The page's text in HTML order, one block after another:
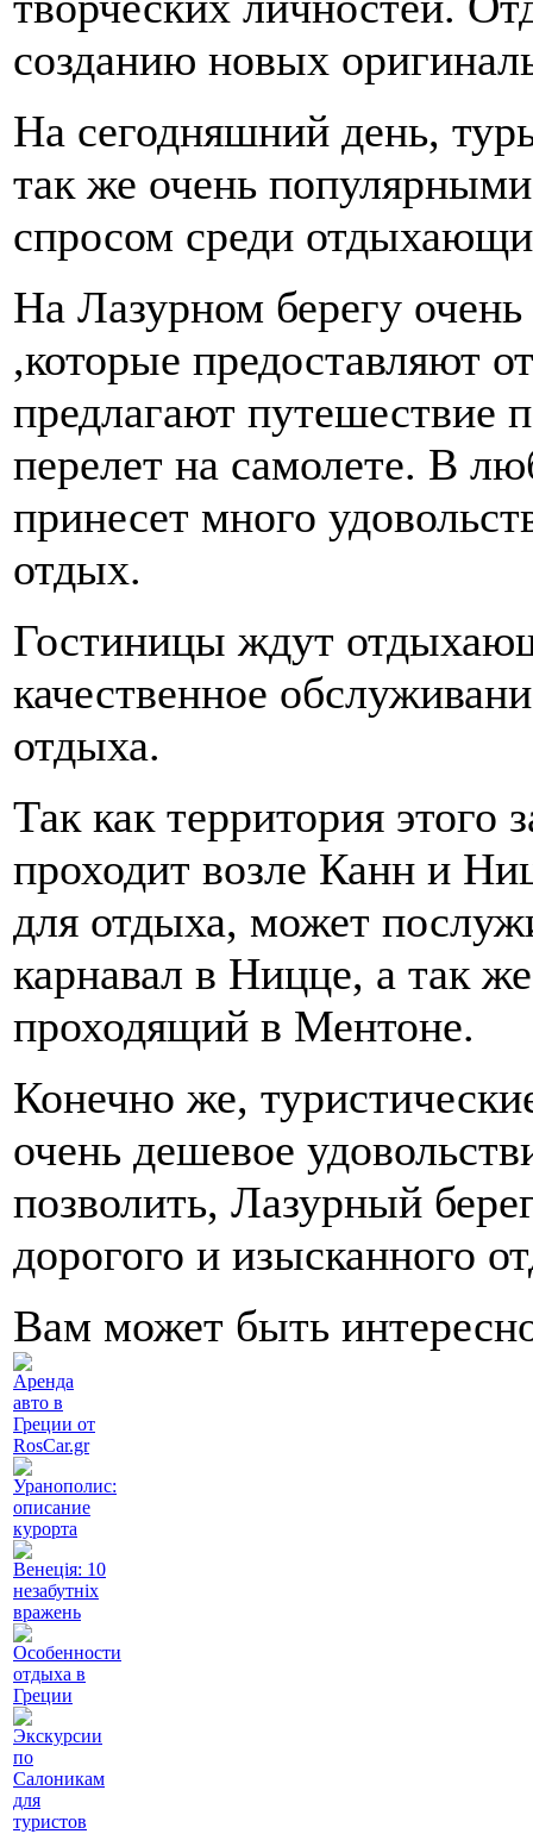
созданию новых
На сегодняшний день,
так же очень
спросом среди
На Лазурном берегу
,которые предоставляют
предлагают путешествие
перелет на самолете. В
принесет много
отдых.
Гостиницы ждут
качественное
отдыха.
Так как территория этого
проходит возле Канн и
для отдыха, может
карнавал в Ницце, а так
проходящий в Ментоне.
Конечно же,
очень дешевое
позволить, Лазурный
дорогого и изысканного
Вам может быть
Аренда
авто в
Греции от
RosCar.gr
Уранополис:
описание
курорта
Венеція: 10
незабутніх
вражень
Особенности
отдыха в
Греции
Экскурсии
по
Салоникам
для
туристов